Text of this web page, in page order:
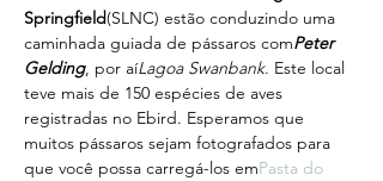
Springfield(SLNC) estão conduzindo uma
caminhada guiada de pássaros comPeter
Gelding, por aíLagoa Swanbank. Este local
teve mais de 150 espécies de aves
registradas no Ebird. Esperamos que
muitos pássaros sejam fotografados para
que você possa carregá-los emPasta do